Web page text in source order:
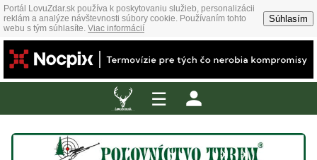
Portál LovuZdar.sk používa k poskytovaniu služieb, personalizácii
reklám a analýze návštevnosti súbory cookie. Používaním tohto
webu s tým súhlasíte. Viac informácií
Súhlasím
☰